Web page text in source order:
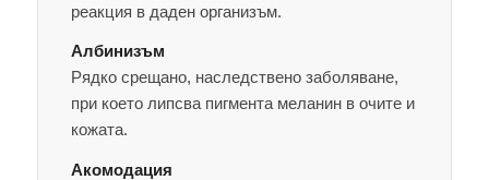
реакция в даден организъм.
Албинизъм
Рядко срещано, наследствено заболяване,
при което липсва пигмента меланин в очите и
кожата.
Акомодация